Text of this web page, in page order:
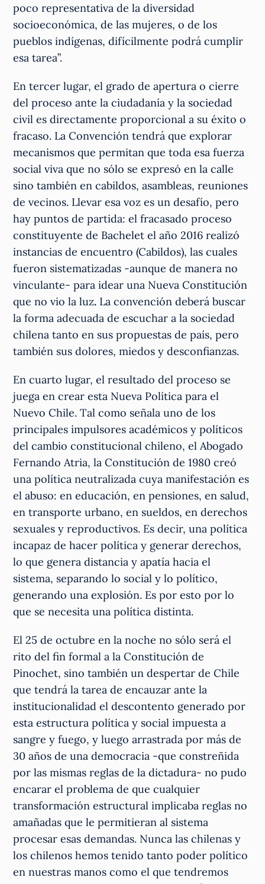
poco representativa de la diversidad
socioeconómica, de las mujeres, o de los
pueblos indígenas, difícilmente podrá cumplir
esa tarea”.
En tercer lugar, el grado de apertura o cierre
del proceso ante la ciudadanía y la sociedad
civil es directamente proporcional a su éxito o
fracaso. La Convención tendrá que explorar
mecanismos que permitan que toda esa fuerza
social viva que no sólo se expresó en la calle
sino también en cabildos, asambleas, reuniones
de vecinos. Llevar esa voz es un desafío, pero
hay puntos de partida: el fracasado proceso
constituyente de Bachelet el año 2016 realizó
instancias de encuentro (Cabildos), las cuales
fueron sistematizadas -aunque de manera no
vinculante- para idear una Nueva Constitución
que no vio la luz. La convención deberá buscar
la forma adecuada de escuchar a la sociedad
chilena tanto en sus propuestas de país, pero
también sus dolores, miedos y desconfianzas.
En cuarto lugar, el resultado del proceso se
juega en crear esta Nueva Política para el
Nuevo Chile. Tal como señala uno de los
principales impulsores académicos y políticos
del cambio constitucional chileno, el Abogado
Fernando Atria, la Constitución de 1980 creó
una política neutralizada cuya manifestación es
el abuso: en educación, en pensiones, en salud,
en transporte urbano, en sueldos, en derechos
sexuales y reproductivos. Es decir, una política
incapaz de hacer política y generar derechos,
lo que genera distancia y apatía hacia el
sistema, separando lo social y lo político,
generando una explosión. Es por esto por lo
que se necesita una política distinta.
El 25 de octubre en la noche no sólo será el
rito del fin formal a la Constitución de
Pinochet, sino también un despertar de Chile
que tendrá la tarea de encauzar ante la
institucionalidad el descontento generado por
esta estructura política y social impuesta a
sangre y fuego, y luego arrastrada por más de
30 años de una democracia -que constreñida
por las mismas reglas de la dictadura- no pudo
encarar el problema de que cualquier
transformación estructural implicaba reglas no
amañadas que le permitieran al sistema
procesar esas demandas. Nunca las chilenas y
los chilenos hemos tenido tanto poder político
en nuestras manos como el que tendremos